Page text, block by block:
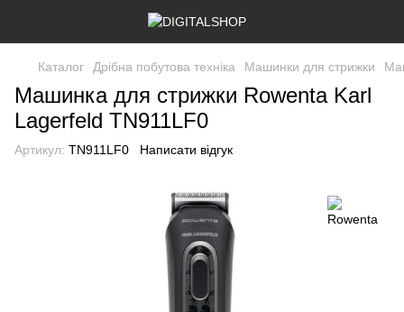
Каталог Дрібна побутова техніка Машинки для стрижки
Машинка для стрижки Rowenta Karl
Lagerfeld TN911LF0
Артикул: TN911LF0 Написати відгук